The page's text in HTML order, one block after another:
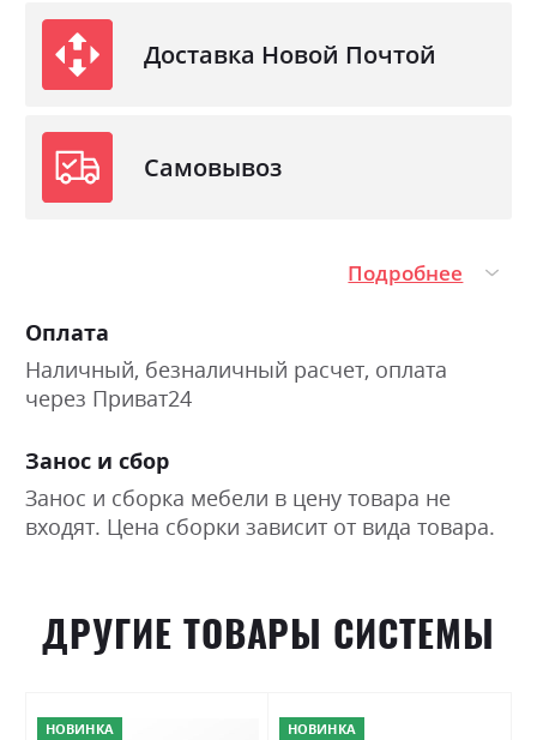
Доставка Новой Почтой
Самовывоз
Подробнее
Оплата
Наличный, безналичный расчет, оплата
через Приват24
Занос и сбор
Занос и сборка мебели в цену товара не
входят. Цена сборки зависит от вида товара.
ДРУГИЕ ТОВАРЫ СИСТЕМЫ
НОВИНКА НОВИНКА